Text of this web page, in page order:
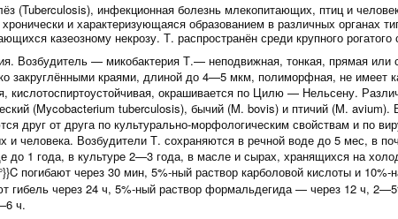
(Tuberculosis), инфекционная болезнь млекопитающих, птиц и
и характеризующаяся образованием в различных органах
казеозному некрозу. Т. распространён среди крупного
Возбудитель — микобактерия Т.— неподвижная, тонкая, прямая или
закруглёнными краями, длиной до 4—5 мкм, полиморфная, не имеет
кислотоспиртоустойчивая, окрашивается по Цилю — Нельсену.
(Mycobacterium tuberculosis), бычий (M. bovis) и птичий (M. avium).
друг от друга по культурально-морфологическим свойствам и по
и человека. Возбудители Т. сохраняются в речной воде до 5 мес, в
до 1 года, в культуре 2—3 года, в масле и сырах, хранящихся на
}}C погибают через 30 мин, 5%‑ный раствор карболовой кислоты и
гибель через 24 ч, 5%‑ный раствор формальдегида — через 12 ч,
ч.